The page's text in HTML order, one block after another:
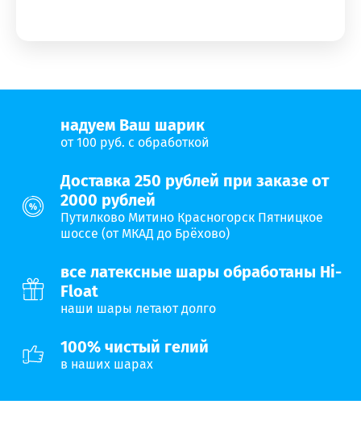
надуем Ваш шарик
от 100 руб. с обработкой
Доставка 250 рублей при заказе от
2000 рублей
Путилково Митино Красногорск Пятницкое
шоссе (от МКАД до Брёхово)
все латексные шары обработаны Hi-
Float
наши шары летают долго
100% чистый гелий
в наших шарах